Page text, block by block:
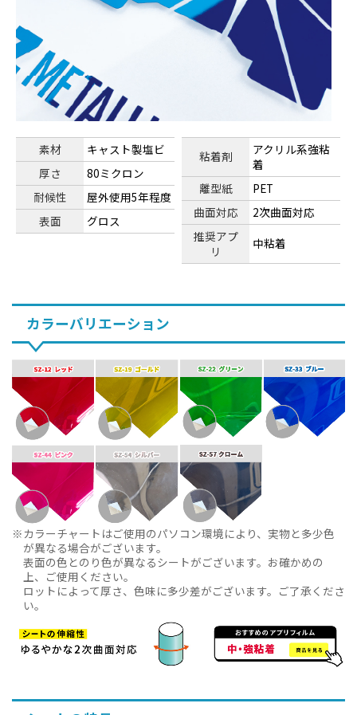
素材
キャスト製塩ビ
厚さ
80ミクロン
耐候性
屋外使用5年程度
表面
グロス
粘着剤
アクリル系強粘
着
離型紙
PET
曲面対応
2次曲面対応
推奨アプ
リ
中粘着
カラーバリエーション
カラーチャートはご使用のパソコン環境により、実物と多少色
が異なる場合がございます。
表面の色とのり色が異なるシートがございます。お確かめの
上、ご使用ください。
ロットによって厚さ、色味に多少差がございます。ご了承くださ
い。